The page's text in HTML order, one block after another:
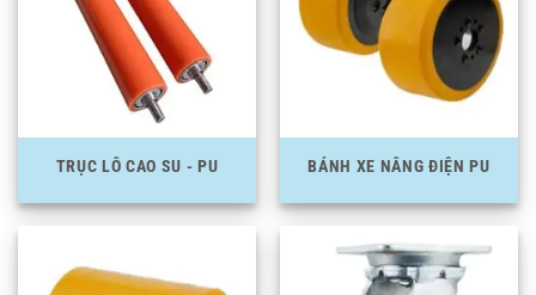
TRỤC LÔ CAO SU - PU BÁNH XE NÂNG ĐIỆN PU